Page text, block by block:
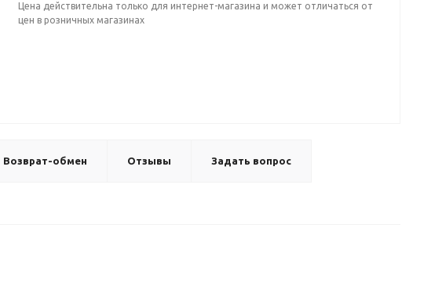
Цена действительна только для интернет-магазина и может отличаться от
цен в розничных магазинах
Возврат-обмен Отзывы Задать вопрос